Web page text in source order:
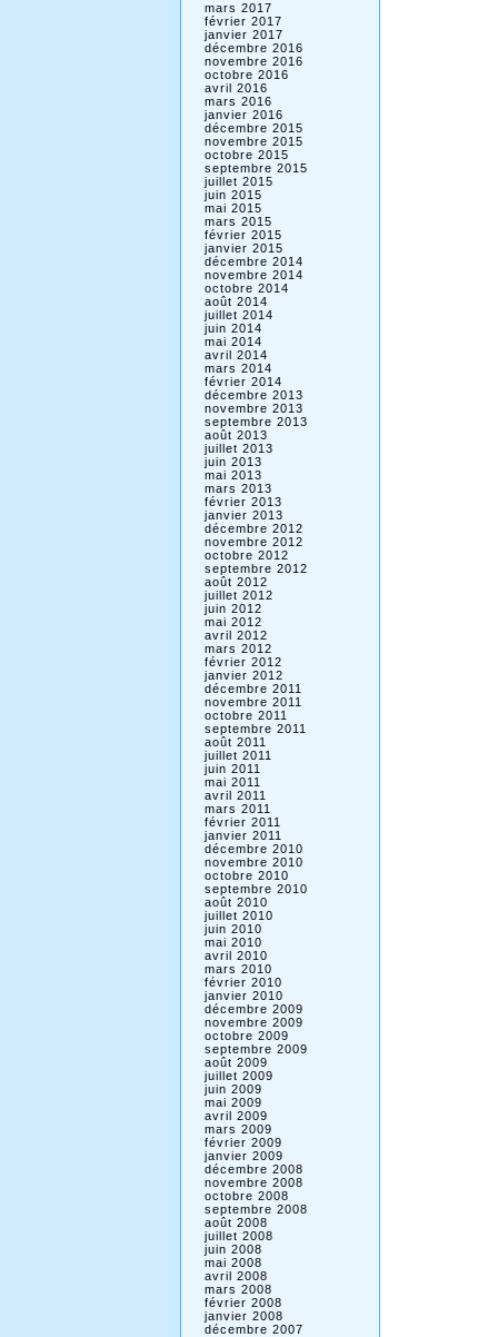
mars 2017
février 2017
janvier 2017
décembre 2016
novembre 2016
octobre 2016
avril 2016
mars 2016
janvier 2016
décembre 2015
novembre 2015
octobre 2015
septembre 2015
juillet 2015
juin 2015
mai 2015
mars 2015
février 2015
janvier 2015
décembre 2014
novembre 2014
octobre 2014
août 2014
juillet 2014
juin 2014
mai 2014
avril 2014
mars 2014
février 2014
décembre 2013
novembre 2013
septembre 2013
août 2013
juillet 2013
juin 2013
mai 2013
mars 2013
février 2013
janvier 2013
décembre 2012
novembre 2012
octobre 2012
septembre 2012
août 2012
juillet 2012
juin 2012
mai 2012
avril 2012
mars 2012
février 2012
janvier 2012
décembre 2011
novembre 2011
octobre 2011
septembre 2011
août 2011
juillet 2011
juin 2011
mai 2011
avril 2011
mars 2011
février 2011
janvier 2011
décembre 2010
novembre 2010
octobre 2010
septembre 2010
août 2010
juillet 2010
juin 2010
mai 2010
avril 2010
mars 2010
février 2010
janvier 2010
décembre 2009
novembre 2009
octobre 2009
septembre 2009
août 2009
juillet 2009
juin 2009
mai 2009
avril 2009
mars 2009
février 2009
janvier 2009
décembre 2008
novembre 2008
octobre 2008
septembre 2008
août 2008
juillet 2008
juin 2008
mai 2008
avril 2008
mars 2008
février 2008
janvier 2008
décembre 2007